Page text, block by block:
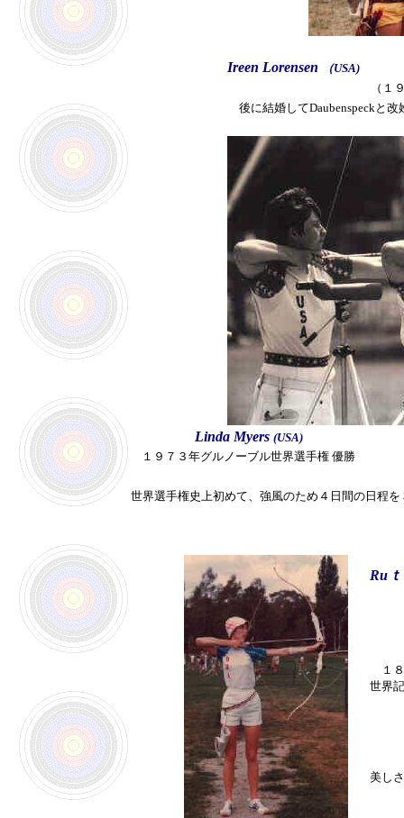
Ireen Lorensen
（USA)
（１
後に結婚してDaubenspeckと
Linda Myers (USA)
１９７３年グルノーブル世界選手権 優勝
世界選手権史上初めて、強風のため４日間の日程
Ru
１８
世界
美し